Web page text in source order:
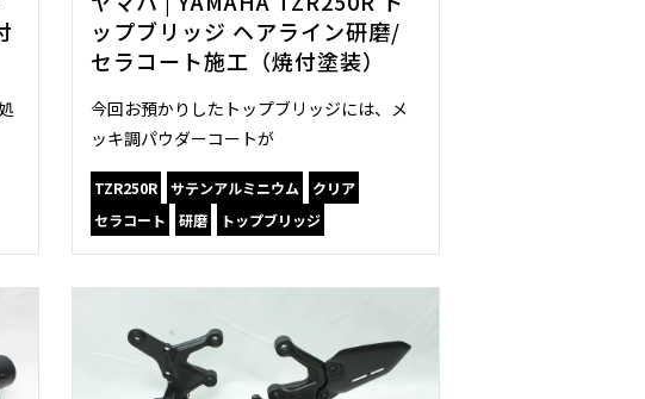
ップブリッジ ヘアライン研磨/
セラコート施工（焼付塗装）
今回お預かりしたトップブリッジには、メ
ッキ調パウダーコートが
TZR250R サテンアルミニウム
クリア
セラコート
研磨 トップブリッジ